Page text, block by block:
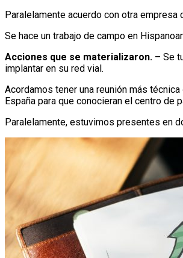
Paralelamente acuerdo con otra
Se hace un trabajo de campo en
Acciones que se materializaron. – Se
implantar en su red vial.
Acordamos tener una reunión más
España para que conocieran el centro de
Paralelamente, estuvimos presentes en